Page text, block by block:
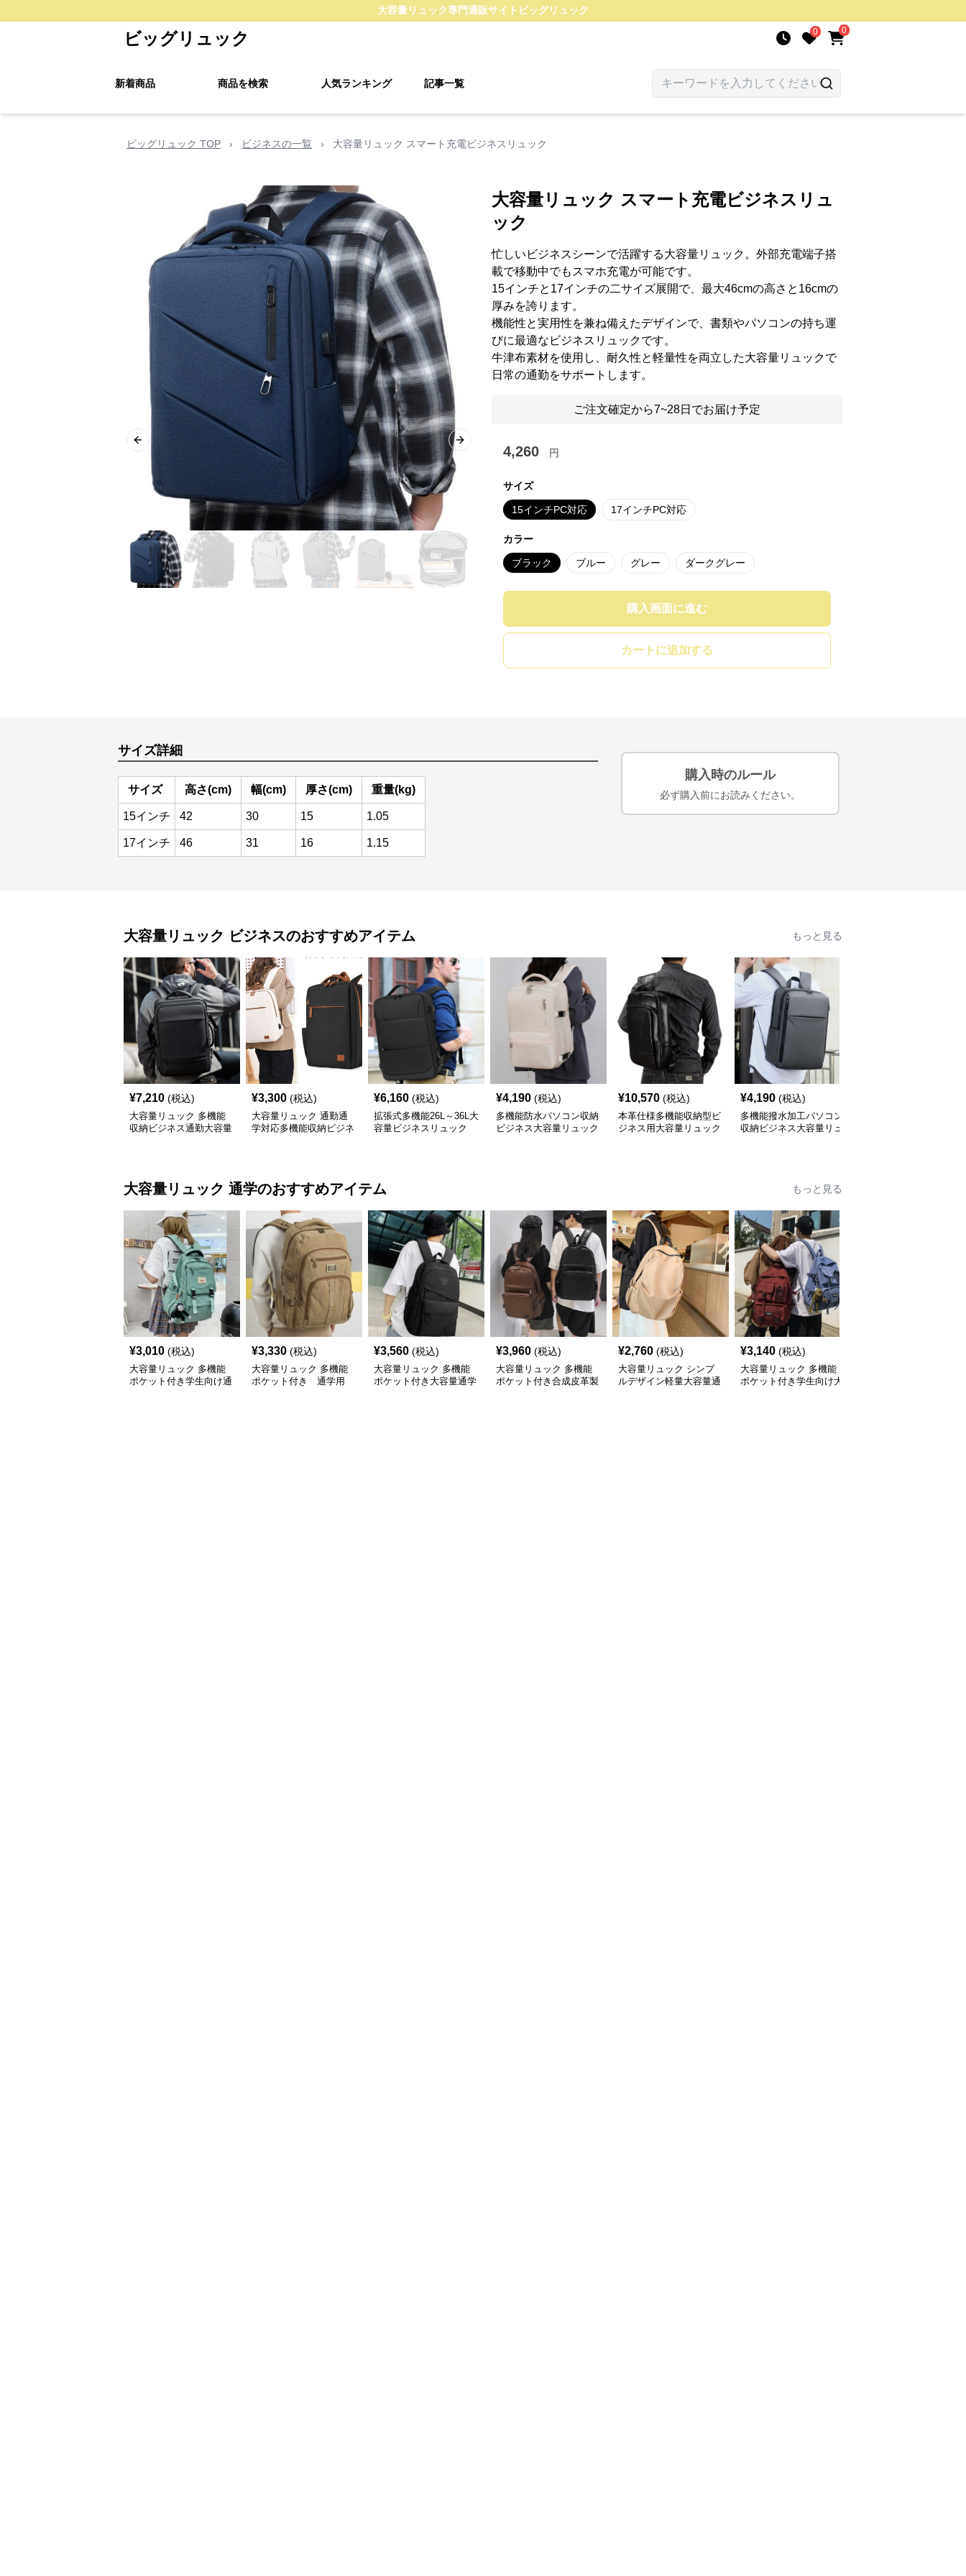
大容量リュック専門通販サイト ビッグリュック
ビッグリュック 0 0
新着商品 商品を検索 人気ランキング 記事一覧
ビッグリュック TOP › ビジネスの一覧 › 大容量リュック スマート充電ビジネスリュック
Previous slide Next slide
大容量リュック スマート充電ビジネスリュ
ック
忙しいビジネスシーンで活躍する大容量リュック。外部充電端子搭
載で移動中でもスマホ充電が可能です。
15インチと17インチの二サイズ展開で、最大46cmの高さと16cmの
厚みを誇ります。
機能性と実用性を兼ね備えたデザインで、書類やパソコンの持ち運
びに最適なビジネスリュックです。
牛津布素材を使用し、耐久性と軽量性を両立した大容量リュックで
日常の通勤をサポートします。
ご注文確定から7~28日でお届け予定
4,260 円
サイズ
15インチPC対応 17インチPC対応
カラー
ブラック ブルー グレー ダークグレー
購入画面に進む
カートに追加する
サイズ詳細
サイズ 高さ(cm) 幅(cm) 厚さ(cm) 重量(kg)
15インチ 42 30 15 1.05
17インチ 46 31 16 1.15
購入時のルール
必ず購入前にお読みください。
大容量リュック ビジネスのおすすめアイテム もっと見る
¥7,210 (税込)
大容量リュック 多機能
収納ビジネス通勤大容量
¥3,300 (税込)
大容量リュック 通勤通
学対応多機能収納ビジネ
¥6,160 (税込)
拡張式多機能26L～36L大
容量ビジネスリュック
¥4,190 (税込)
多機能防水パソコン収納
ビジネス大容量リュック
¥10,570 (税込)
本革仕様多機能収納型ビ
ジネス用大容量リュック
¥4,190 (税込)
多機能撥水加工パソコン
収納ビジネス大容量リュ
大容量リュック 通学のおすすめアイテム もっと見る
¥3,010 (税込)
大容量リュック 多機能
ポケット付き学生向け通
¥3,330 (税込)
大容量リュック 多機能
ポケット付き 通学用
¥3,560 (税込)
大容量リュック 多機能
ポケット付き大容量通学
¥3,960 (税込)
大容量リュック 多機能
ポケット付き合成皮革製
¥2,760 (税込)
大容量リュック シンプ
ルデザイン軽量大容量通
¥3,140 (税込)
大容量リュック 多機能
ポケット付き学生向け大